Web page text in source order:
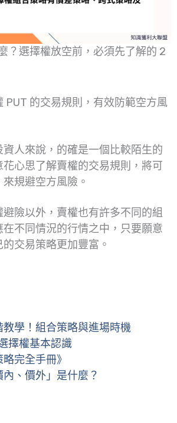
？選擇權放空前，必須先了解的 2
PUT 的交易規則，有效防範空方風
人來說，的確是一個比較陌生的
心思了解賣權的交易規則，將可
規避空方風險。
險以外，賣權也有許多不同的組
不同情況的行情之中，只要願意
交易策略更加豐富。
教學！組合策略與進場時機
擇權基本認識
略完全手冊》
內、價外」是什麼？